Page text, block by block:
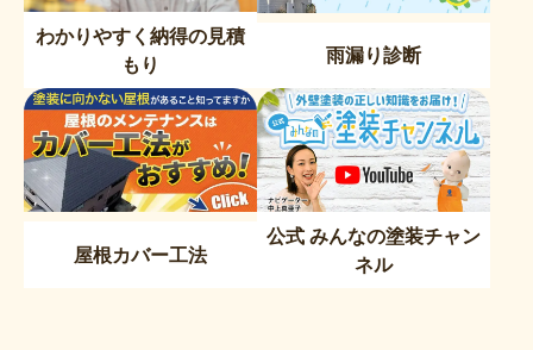
わかりやすく納得の見積
もり
雨漏り診断
屋根カバー工法
公式 みんなの塗装チャン
ネル